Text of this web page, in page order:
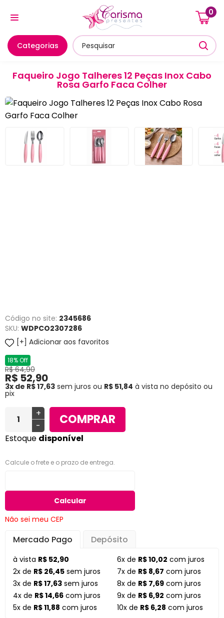
0
Categorias
Cozinha E Utensílios Mesa Posta E Servir Banheiro
Faqueiro Jogo Talheres 12 Peças Inox Cabo
Rosa Garfo Faca Colher
Código no site: 2345686
SKU: WDPCO2307286
Adicionar aos favoritos
18% Off
R$ 64,90
R$ 52,90
3x de R$ 17,63 sem juros ou R$ 51,84 à vista no depósito ou
pix
+
-
COMPRAR
Estoque disponível
Calcule o frete e o prazo de entrega.
Calcular
Não sei meu CEP
Mercado Pago Depósito
à vista R$ 52,90
2x de R$ 26,45 sem juros
3x de R$ 17,63 sem juros
4x de R$ 14,66 com juros
5x de R$ 11,88 com juros
6x de R$ 10,02 com juros
7x de R$ 8,67 com juros
8x de R$ 7,69 com juros
9x de R$ 6,92 com juros
10x de R$ 6,28 com juros